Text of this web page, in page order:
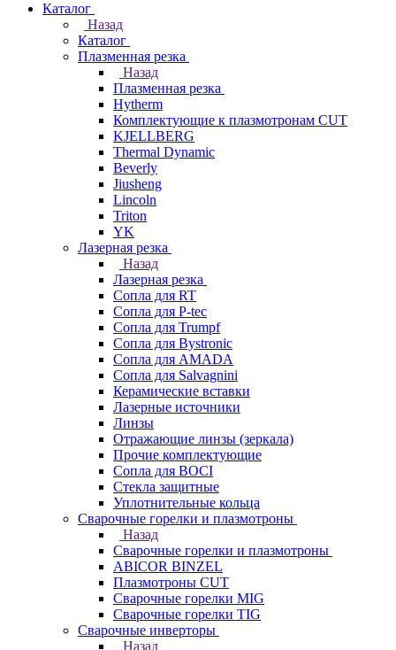
Каталог
Назад
Каталог
Плазменная резка
Назад
Плазменная резка
Hytherm
Комплектующие к плазмотронам CUT
KJELLBERG
Thermal Dynamic
Beverly
Jiusheng
Lincoln
Triton
YK
Лазерная резка
Назад
Лазерная резка
Сопла для RT
Сопла для P-tec
Сопла для Trumpf
Сопла для Bystronic
Сопла для AMADA
Сопла для Salvagnini
Керамические вставки
Лазерные источники
Линзы
Отражающие линзы (зеркала)
Прочие комплектующие
Сопла для BOCI
Стекла защитные
Уплотнительные кольца
Сварочные горелки и плазмотроны
Назад
Сварочные горелки и плазмотроны
ABICOR BINZEL
Плазмотроны CUT
Сварочные горелки MIG
Сварочные горелки TIG
Сварочные инверторы
Назад